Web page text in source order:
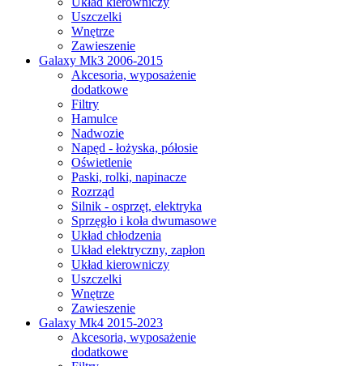
Uszczelki
Wnętrze
Zawieszenie
Galaxy Mk3 2006-2015
Akcesoria, wyposażenie
dodatkowe
Filtry
Hamulce
Nadwozie
Napęd - łożyska, półosie
Oświetlenie
Paski, rolki, napinacze
Rozrząd
Silnik - osprzęt, elektryka
Sprzęgło i koła dwumasowe
Układ chłodzenia
Układ elektryczny, zapłon
Układ kierowniczy
Uszczelki
Wnętrze
Zawieszenie
Galaxy Mk4 2015-2023
Akcesoria, wyposażenie
dodatkowe